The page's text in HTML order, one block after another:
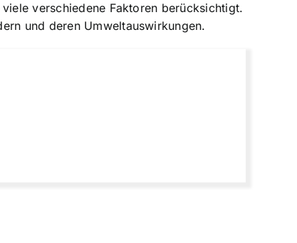
verschiedene Faktoren berücksichtigt.
und deren Umweltauswirkungen.